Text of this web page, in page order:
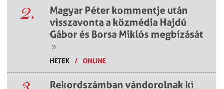
2.
Magyar Péter kommentje után
visszavonta a közmédia Hajdú
Gábor és Borsa Miklós megbízását
»
HETEK / ONLINE
Rekordszámban vándorolnak ki